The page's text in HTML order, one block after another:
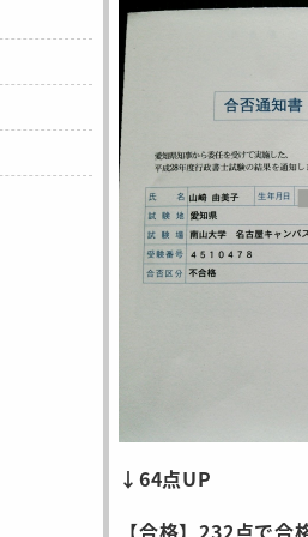
↓64点UP
【合格】232点で合